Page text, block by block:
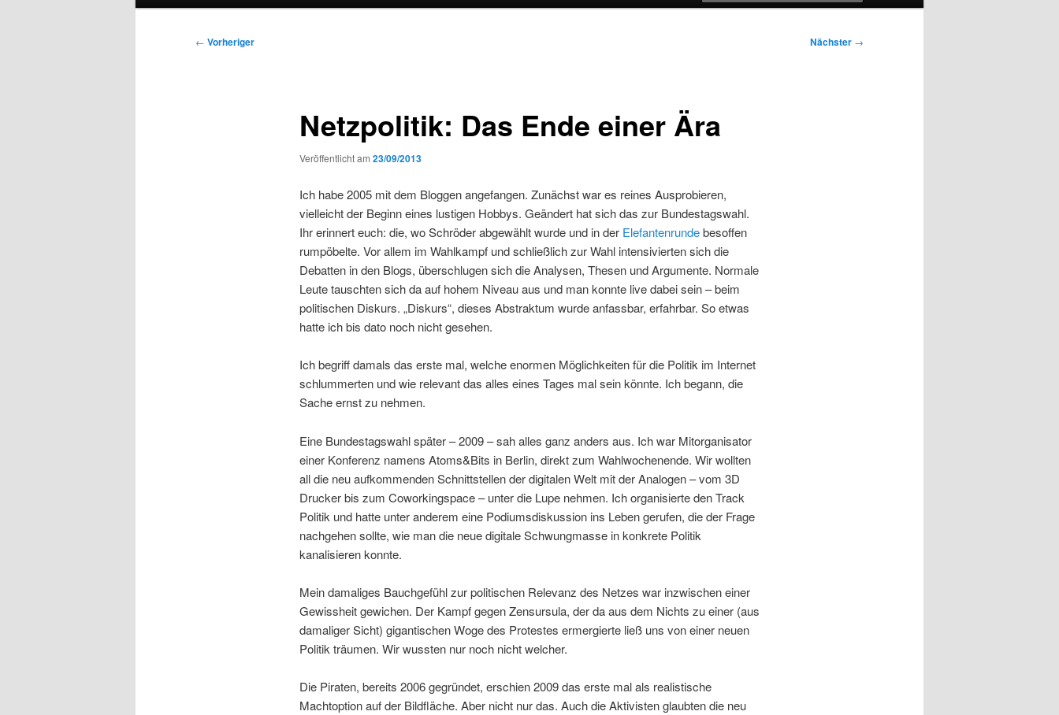
Beitragsnavigation
← Vorheriger Nächster →
Netzpolitik: Das Ende einer Ära
Veröffentlicht am 23/09/2013
Ich habe 2005 mit dem Bloggen angefangen. Zunächst war es reines Ausprobieren,
vielleicht der Beginn eines lustigen Hobbys. Geändert hat sich das zur Bundestagswahl.
Ihr erinnert euch: die, wo Schröder abgewählt wurde und in der Elefantenrundebesoffen
rumpöbelte. Vor allem im Wahlkampf und schließlich zur Wahl intensivierten sich die
Debatten in den Blogs, überschlugen sich die Analysen, Thesen und Argumente. Normale
Leute tauschten sich da auf hohem Niveau aus und man konnte live dabei sein – beim
politischen Diskurs. „Diskurs“, dieses Abstraktum wurde anfassbar, erfahrbar. So etwas
hatte ich bis dato noch nicht gesehen.
Ich begriff damals das erste mal, welche enormen Möglichkeiten für die Politik im Internet
schlummerten und wie relevant das alles eines Tages mal sein könnte. Ich begann, die
Sache ernst zu nehmen.
Eine Bundestagswahl später – 2009 – sah alles ganz anders aus. Ich war Mitorganisator
einer Konferenz namens Atoms&Bits in Berlin, direkt zum Wahlwochenende. Wir wollten
all die neu aufkommenden Schnittstellen der digitalen Welt mit der Analogen – vom 3D
Drucker bis zum Coworkingspace – unter die Lupe nehmen. Ich organisierte den Track
Politik und hatte unter anderem eine Podiumsdiskussion ins Leben gerufen, die der Frage
nachgehen sollte, wie man die neue digitale Schwungmasse in konkrete Politik
kanalisieren konnte.
Mein damaliges Bauchgefühl zur politischen Relevanz des Netzes war inzwischen einer
Gewissheit gewichen. Der Kampf gegen Zensursula, der da aus dem Nichts zu einer (aus
damaliger Sicht) gigantischen Woge des Protestes ermergierte ließ uns von einer neuen
Politik träumen. Wir wussten nur noch nicht welcher.
Die Piraten, bereits 2006 gegründet, erschien 2009 das erste mal als realistische
Machtoption auf der Bildfläche. Aber nicht nur das. Auch die Aktivisten glaubten die neu